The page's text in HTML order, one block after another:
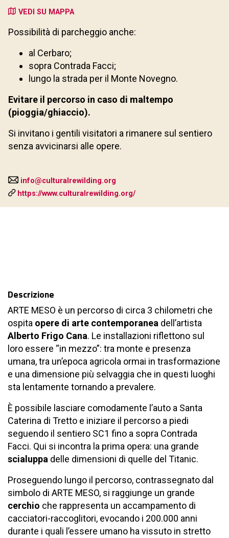
Descrizione
ARTE MESO è un percorso di circa 3 chilometri che
ospita opere di arte contemporanea dell’artista
Alberto Frigo Cana. Le installazioni riflettono sul
loro essere “in mezzo”: tra monte e presenza
umana, tra un’epoca agricola ormai in trasformazione
e una dimensione più selvaggia che in questi luoghi
sta lentamente tornando a prevalere.
È possibile lasciare comodamente l’auto a Santa
Caterina di Tretto e iniziare il percorso a piedi
seguendo il sentiero SC1 fino a sopra Contrada
Facci. Qui si incontra la prima opera: una grande
scialuppa delle dimensioni di quelle del Titanic.
Proseguendo lungo il percorso, contrassegnato dal
simbolo di ARTE MESO, si raggiunge un grande
cerchio che rappresenta un accampamento di
cacciatori-raccoglitori, evocando i 200.000 anni
durante i quali l’essere umano ha vissuto in stretto
VEDI SU MAPPA
Possibilità di parcheggio anche:
al Cerbaro;
sopra Contrada Facci;
lungo la strada per il Monte Novegno.
Evitare il percorso in caso di maltempo
(pioggia/ghiaccio).
Si invitano i gentili visitatori a rimanere sul sentiero
senza avvicinarsi alle opere.
info@culturalrewilding.org
https://www.culturalrewilding.org/